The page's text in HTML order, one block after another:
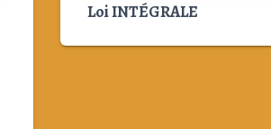
Loi INTÉGRALE